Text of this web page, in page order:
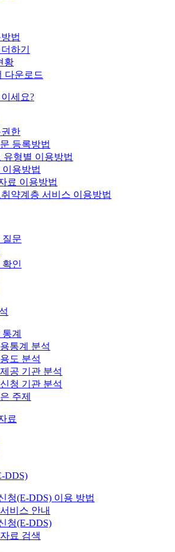
법
하기
황
다운로드
세요?
한
등록방법
유형별 이용방법
용방법
료 이용방법
약계층 서비스 이용방법
질문
인
계
통계 분석
도 분석
공 기관 분석
청 기관 분석
주제
료
DDS)
청(E-DDS) 이용 방법
비스 안내
청(E-DDS)
료 검색